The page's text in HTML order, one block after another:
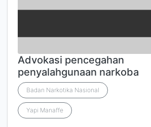
Advokasi pencegahan
penyalahgunaan narkoba
Badan Narkotika Nasional
Yapi Manaffe